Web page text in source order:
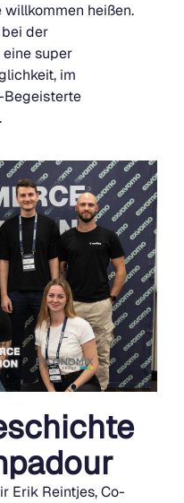
heißen.
der
eine super
im
Begeisterte
Erik Reintjes, Co-